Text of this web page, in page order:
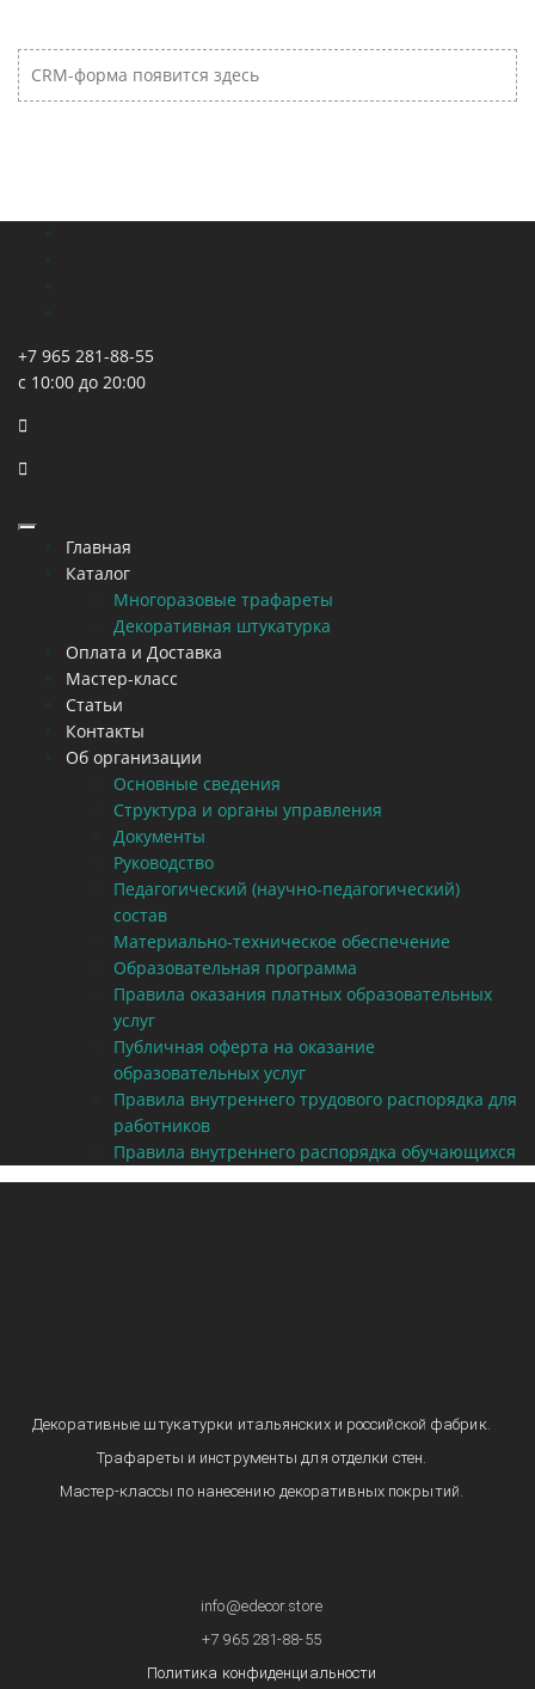
CRM-форма появится здесь
+7 965 281-88-55
с 10:00 до 20:00
Главная
Каталог
Многоразовые трафареты
Декоративная штукатурка
Оплата и Доставка
Мастер-класс
Статьи
Контакты
Об организации
Основные сведения
Структура и органы управления
Документы
Руководство
Педагогический (научно-педагогический)
состав
Материально-техническое обеспечение
Образовательная программа
Правила оказания платных образовательных
услуг
Публичная оферта на оказание
образовательных услуг
Правила внутреннего трудового распорядка для
работников
Правила внутреннего распорядка обучающихся
Декоративные штукатурки итальянских и российской фабрик.
Трафареты и инструменты для отделки стен.
Мастер-классы по нанесению декоративных покрытий.
info@edecor.store
+7 965 281-88-55
Политика конфиденциальности